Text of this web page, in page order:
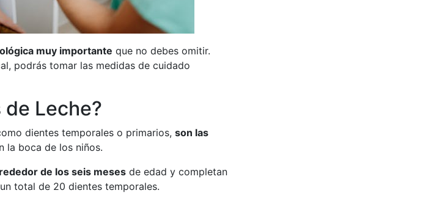
muy importante que no debes omitir.
podrás tomar las medidas de cuidado
de Leche?
dientes temporales o primarios, son las
la boca de los niños.
de los seis meses de edad y completan
total de 20 dientes temporales.